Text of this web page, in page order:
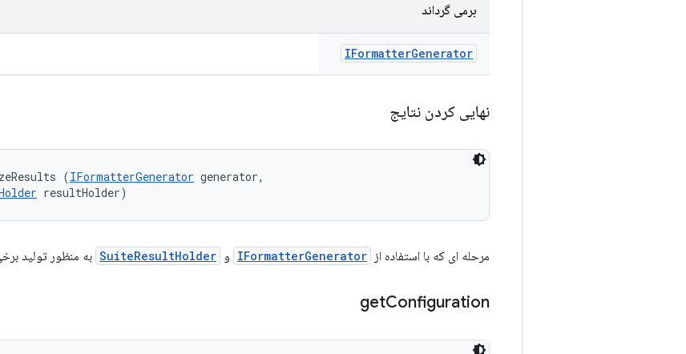
برمی گرداند
IFormatterGenerator
نهایی کردن نتایج
(IFormatterGenerator generator,
resultHolder)
مرحله ای که با استفاده از IFormatterGenerator و SuiteResultHolder به منظور تولید
getConfiguration